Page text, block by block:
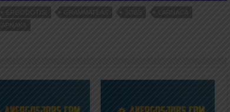
ERGODOTISI GRAMMATEAS JOBS
LARNACA